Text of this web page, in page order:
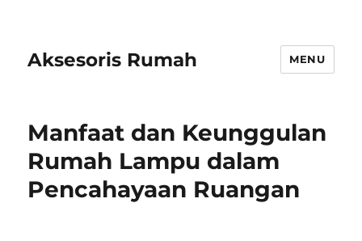
Aksesoris Rumah MENU
Manfaat dan Keunggulan
Rumah Lampu dalam
Pencahayaan Ruangan